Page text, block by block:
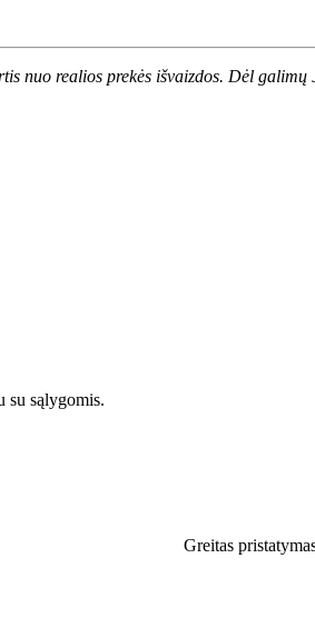
nuo realios prekės išvaizdos. Dėl
su sąlygomis.
Greitas